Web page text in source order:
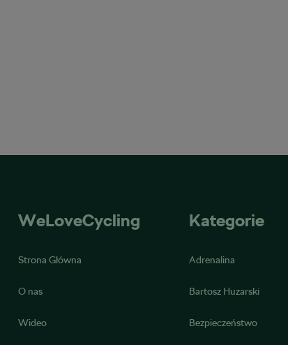
WeLoveCycling
Strona Główna
O nas
Wideo
Kategorie
Adrenalina
Bartosz Huzarski
Bezpieczeństwo